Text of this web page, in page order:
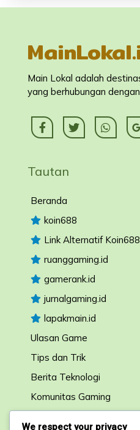
Main Lokal adalah
yang berhubungan
Tautan
Beranda
koin688
Link Alternatif Koin688
ruanggaming.id
gamerank.id
jurnalgaming.id
lapakmain.id
Ulasan Game
Tips dan Trik
Berita Teknologi
Komunitas Gaming
We respect your privacy